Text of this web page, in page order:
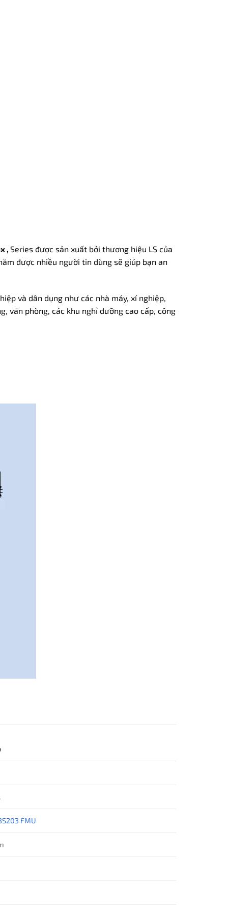
, Series được sản xuất bởi thương hiệu LS của
được nhiều người tin dùng sẽ giúp bạn an
và dân dụng như các nhà máy, xí nghiệp,
văn phòng, các khu nghỉ dưỡng cao cấp, công
FMU